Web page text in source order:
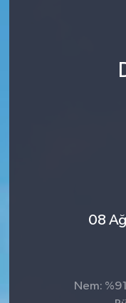
08
Nem: